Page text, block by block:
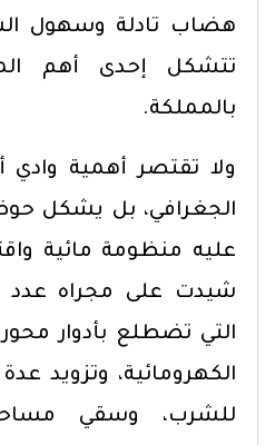
هضاب تادلة وسهول
تتشكل إحدى أهم
بالمملكة.
ولا تقتصر أهمية وادي
الجغرافي، بل يشكل
عليه منظومة مائية
شيدت على مجراه عدد
التي تضطلع بأدوار
الكهرومائية، وتزويد
للشرب، وسقي